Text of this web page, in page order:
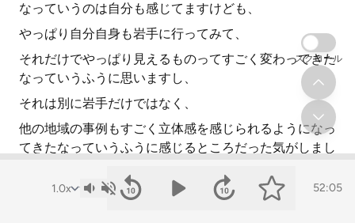
なっていうのは自分も感じてますけども、
やっぱり自分自身も岩手に行ってみて、
それだけでやっぱり見えるものってすごく変わってきた
なっていうふうに思いますし、
それは別に岩手だけではなく、
他の地域の事例もすごく立体感を感じられるようになっ
てきたなっていうふうに感じるところだった気がしまし
本当に移住ってほどではなくても、
52:05
スクロール